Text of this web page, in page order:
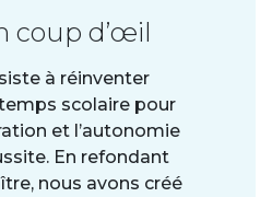
coup d’œil
à réinventer
scolaire pour
et l’autonomie
En refondant
nous avons créé